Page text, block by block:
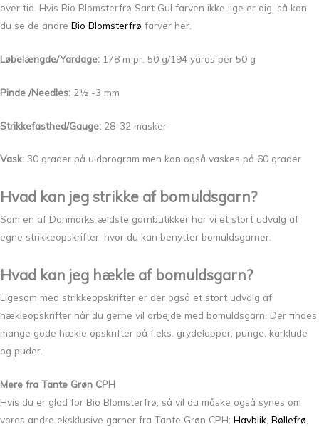
over tid. Hvis Bio Blomsterfrø Sart Gul farven ikke lige er dig, så kan
du se de andre Bio Blomsterfrø farver her.
Løbelængde/Yardage: 178 m pr. 50 g/194 yards per 50 g
Pinde /Needles: 2½ -3 mm
Strikkefasthed/Gauge: 28-32 masker
Vask: 30 grader på uldprogram men kan også vaskes på 60 grader
Hvad kan jeg strikke af bomuldsgarn?
Som en af Danmarks ældste garnbutikker har vi et stort udvalg af
egne strikkeopskrifter, hvor du kan benytter bomuldsgarner.
Hvad kan jeg hækle af bomuldsgarn?
Ligesom med strikkeopskrifter er der også et stort udvalg af
hækleopskrifter når du gerne vil arbejde med bomuldsgarn. Der findes
mange gode hækle opskrifter på f.eks. grydelapper, punge, karklude
og puder.
Mere fra Tante Grøn CPH
Hvis du er glad for Bio Blomsterfrø, så vil du måske også synes om
vores andre eksklusive garner fra Tante Grøn CPH: Havblik Bøllefrø